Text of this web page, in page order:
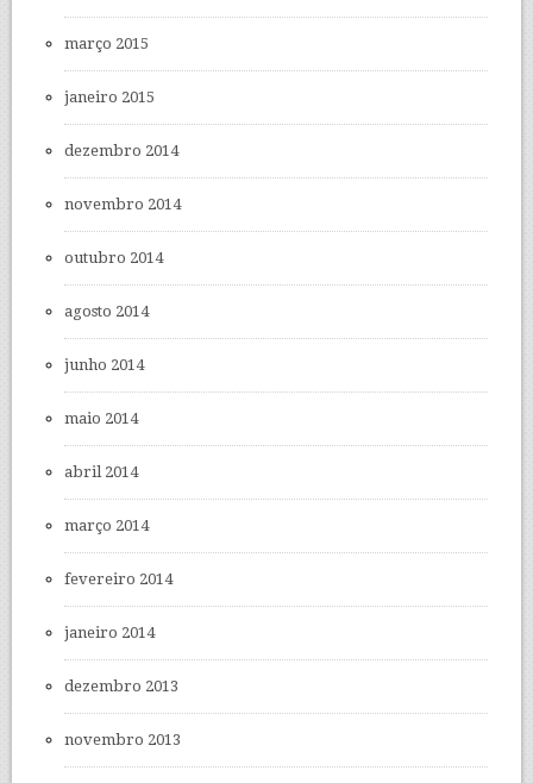
março 2015
janeiro 2015
dezembro 2014
novembro 2014
outubro 2014
agosto 2014
junho 2014
maio 2014
abril 2014
março 2014
fevereiro 2014
janeiro 2014
dezembro 2013
novembro 2013